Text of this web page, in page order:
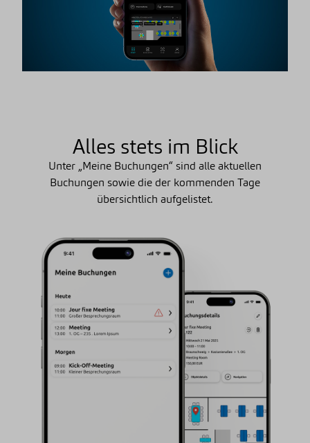
Alles stets im Blick
Unter „Meine Buchungen“ sind alle aktuellen
Buchungen sowie die der kommenden Tage
übersichtlich aufgelistet.